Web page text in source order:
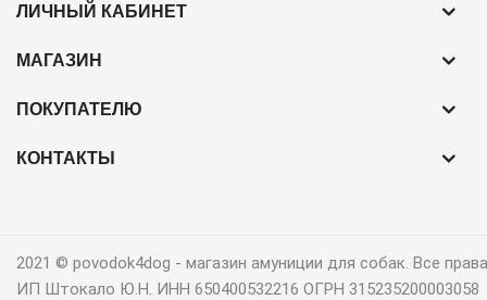
ЛИЧНЫЙ КАБИНЕТ
МАГАЗИН
ПОКУПАТЕЛЮ
КОНТАКТЫ
2021 © povodok4dog ‐ магазин амуниции для собак. Все
ИП Штокало Ю.Н. ИНН 650400532216 ОГРН 315235200003058